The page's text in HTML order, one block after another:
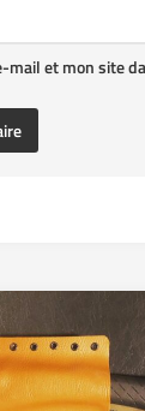
mail et mon site